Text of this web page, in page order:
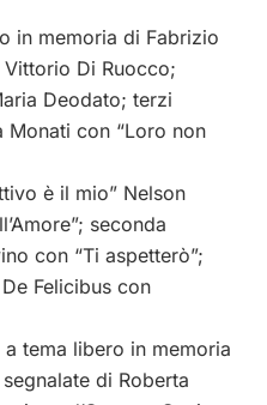
in memoria di Fabrizio
Di Ruocco;
Deodato; terzi
con “Loro non
è il mio” Nelson
seconda
con “Ti aspetterò”;
Felicibus con
a tema libero in memoria
di Roberta